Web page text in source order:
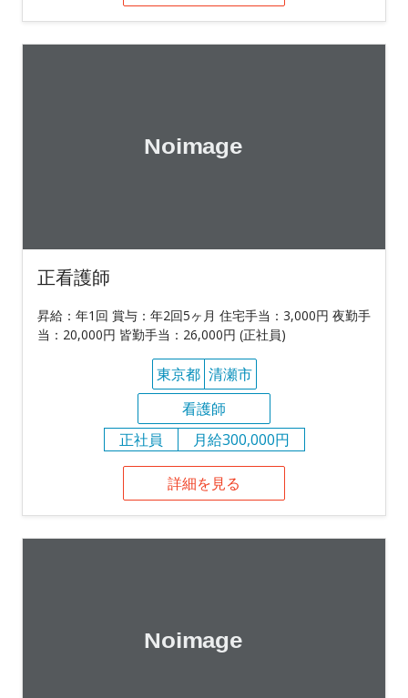
正看護師
昇給：年1回 賞与：年2回5ヶ月 住宅手当：3,000円 夜勤手
当：20,000円 皆勤手当：26,000円 (正社員)
東京都 清瀬市
看護師
正社員
月給300,000円
詳細を見る